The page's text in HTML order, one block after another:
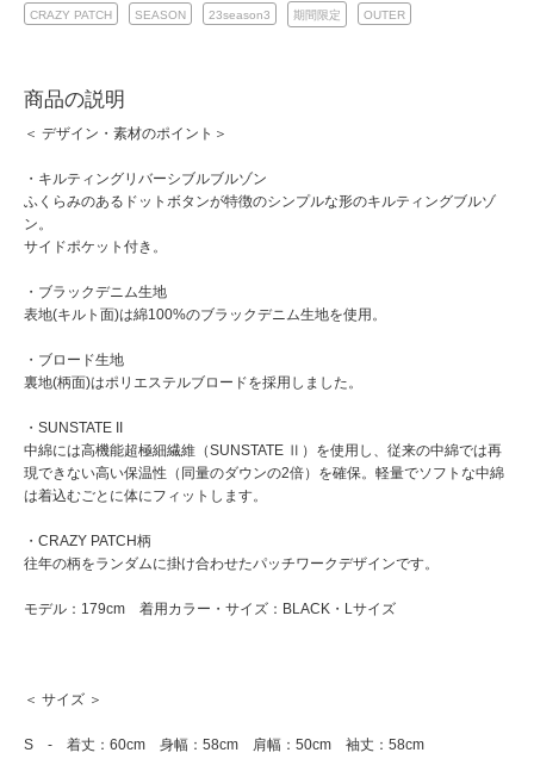
CRAZY PATCH SEASON 23season3 期間限定 OUTER
商品の説明
＜ デザイン・素材のポイント＞
・キルティングリバーシブルブルゾン
ふくらみのあるドットボタンが特徴のシンプルな形のキルティングブルゾ
ン。
サイドポケット付き。
・ブラックデニム生地
表地(キルト面)は綿100%のブラックデニム生地を使用。
・ブロード生地
裏地(柄面)はポリエステルブロードを採用しました。
・SUNSTATE II
中綿には高機能超極細繊維（SUNSTATE Ⅱ）を使用し、従来の中綿では再
現できない高い保温性（同量のダウンの2倍）を確保。軽量でソフトな中綿
は着込むごとに体にフィットします。
・CRAZY PATCH柄
往年の柄をランダムに掛け合わせたパッチワークデザインです。
モデル：179cm 着用カラー・サイズ：BLACK・Lサイズ
＜ サイズ ＞
S - 着丈：60cm 身幅：58cm 肩幅：50cm 袖丈：58cm